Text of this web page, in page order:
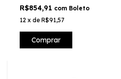
R$854,91 com Boleto
12 x de R$91,57
Comprar